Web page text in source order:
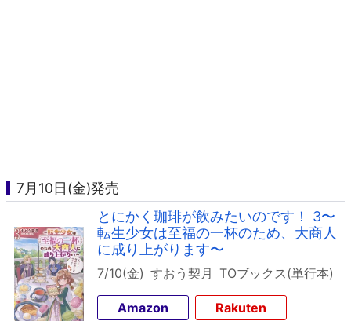
7月10日(金)発売
とにかく珈琲が飲みたいのです！ 3〜
転生少女は至福の一杯のため、大商人
に成り上がります〜
7/10(金) すおう契月 TOブックス(単行本)
Amazon
Rakuten